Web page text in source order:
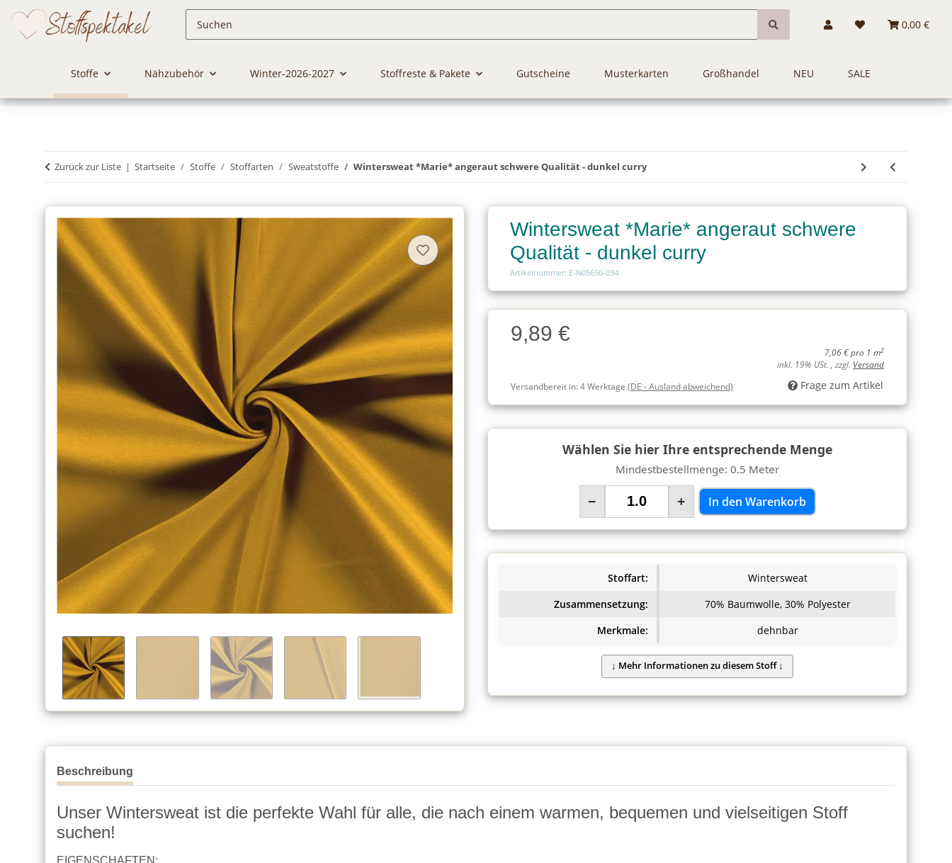
0,00 €
Stoffe Nähzubehör Winter-2026-2027 Stoffreste & Pakete Gutscheine Musterkarten Großhandel NEU SALE
Zurück zur Liste Startseite Stoffe Stoffarten Sweatstoffe Wintersweat *Marie* angeraut schwere Qualität - dunkel curry
Wintersweat *Marie* angeraut schwere
Qualität - dunkel curry
Artikelnummer: E-N05650-034
Charge
Charge9,89 €
7,06 € pro 1 m2
inkl. 19% USt. , zzgl. Versand
Versandbereit in:4 Werktage (DE - Ausland abweichend) Frage zum Artikel
Wählen Sie hier Ihre entsprechende Menge
Mindestbestellmenge: 0.5 Meter
− + In den Warenkorb
Stoffart:
Wintersweat
Zusammensetzung:
70% Baumwolle, 30% Polyester
Merkmale:
dehnbar
Beschreibung
Unser Wintersweat ist die perfekte Wahl für alle, die nach einem warmen, bequemen und vielseitigen Stoff
suchen!
EIGENSCHAFTEN: